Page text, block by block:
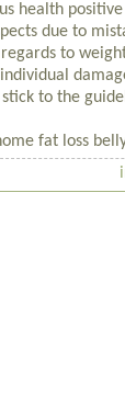
health
due to
to
to the
fat loss